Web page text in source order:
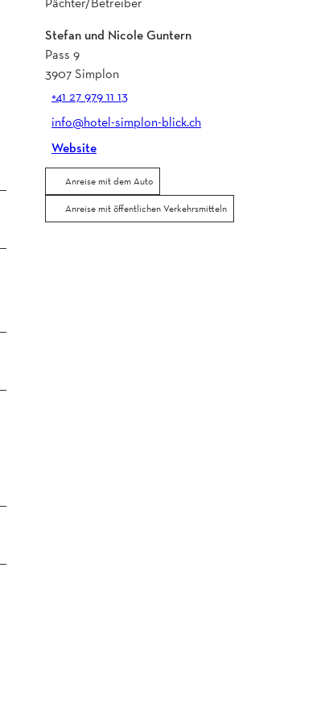
Stefan und Nicole Guntern
Pass 9
3907Simplon
+41 27 979 11 13
info@hotel-simplon-blick.ch
Website
Anreise mit dem Auto
Anreise mit öffentlichen Verkehrsmitteln